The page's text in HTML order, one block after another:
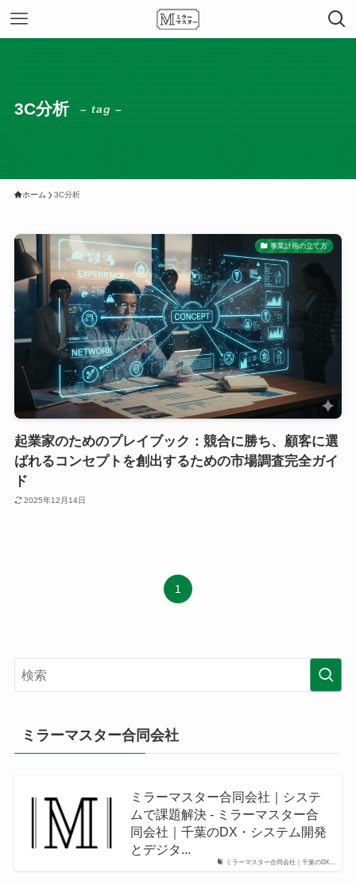
3C分析 – tag –
ホーム 3C分析
事業計画の立て方
起業家のためのプレイブック：競合に勝ち、顧客に選
ばれるコンセプトを創出するための市場調査完全ガイ
ド
2025年12月14日
1
ミラーマスター合同会社
ミラーマスター合同会社｜千葉のDX...
ミラーマスター合同会社｜システ
ムで課題解決 - ミラーマスター合
同会社｜千葉のDX・システム開発
とデジタ...